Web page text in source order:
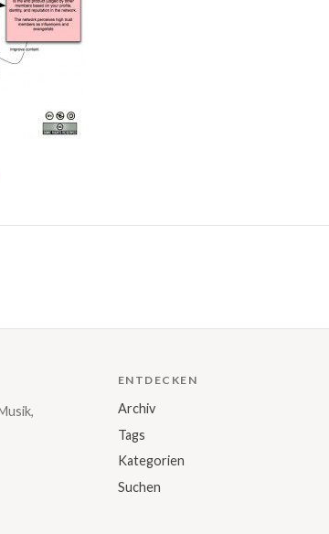
ENTDECKEN
Archiv
Tags
Kategorien
Suchen